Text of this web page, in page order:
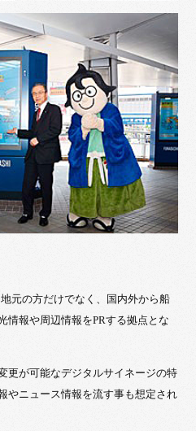
元の方だけでなく、国内外から船
情報や周辺情報をPRする拠点とな
更が可能なデジタルサイネージの特
やニュース情報を流す事も想定され